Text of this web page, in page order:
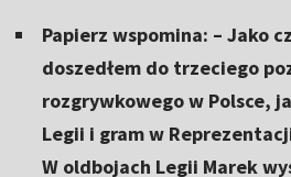
Papierz wspomina: – Jako
doszedłem do trzeciego
rozgrywkowego w Polsce,
Legii i gram w
W oldbojach Legii Marek